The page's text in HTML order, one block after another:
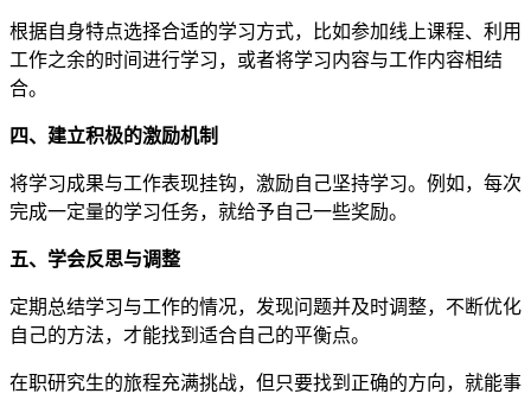
根据自身特点选择合适的学习方式，比如参加线上课程、利用
工作之余的时间进行学习，或者将学习内容与工作内容相结
合。
四、建立积极的激励机制
将学习成果与工作表现挂钩，激励自己坚持学习。例如，每次
完成一定量的学习任务，就给予自己一些奖励。
五、学会反思与调整
定期总结学习与工作的情况，发现问题并及时调整，不断优化
自己的方法，才能找到适合自己的平衡点。
在职研究生的旅程充满挑战，但只要找到正确的方向，就能事